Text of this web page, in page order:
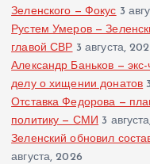
Зеленского — Фокус 3
Рустем Умеров —
главой СВР 3 августа,
Александр Баньков —
делу о хищении донатов
Отставка Федорова —
политику — СМИ 3
Зеленский обновил
августа, 2026